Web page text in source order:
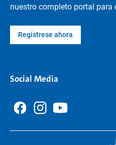
nuestro completo portal para
Regístrese ahora
Social Media